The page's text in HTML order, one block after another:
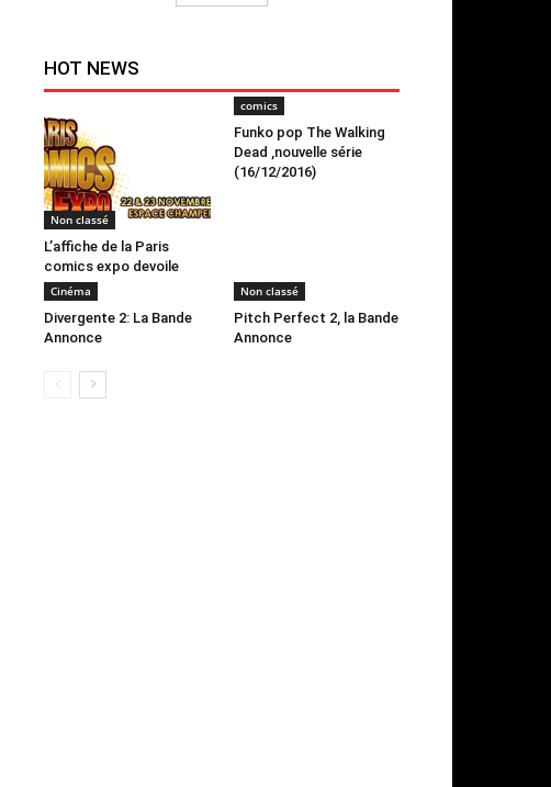
HOT NEWS
Non classé
L’affiche de la Paris
comics expo devoile
comics
Funko pop The Walking
Dead ,nouvelle série
(16/12/2016)
Cinéma
Divergente 2: La Bande
Annonce
Non classé
Pitch Perfect 2, la Bande
Annonce